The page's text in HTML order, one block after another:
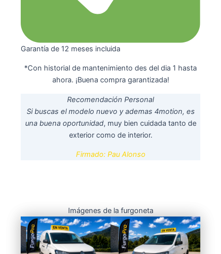
Garantía de 12 meses incluida
*Con historial de mantenimiento des del dia 1 hasta
ahora. ¡Buena compra garantizada!
Recomendación Personal
Si buscas el modelo nuevo y ademas 4motion, es
una buena oportunidad, muy bien cuidada tanto de
exterior como de interior.
Firmado: Pau Alonso
Imágenes de la furgoneta